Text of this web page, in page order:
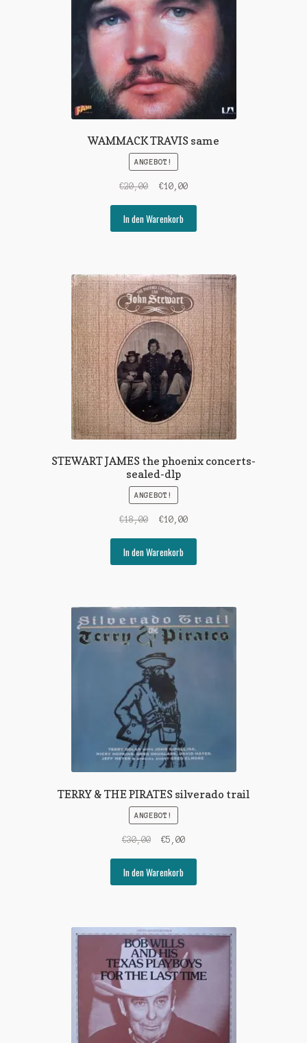
WAMMACK TRAVIS same
ANGEBOT!
€20,00
Ursprünglicher
war:
€20,00
€10,00Aktueller
€10,00.
In den Warenkorb
STEWART JAMES the phoenix concerts-
sealed-dlp
ANGEBOT!
€18,00
Ursprünglicher
war:
€18,00
€10,00Aktueller
€10,00.
In den Warenkorb
TERRY & THE PIRATES silverado trail
ANGEBOT!
€30,00
Ursprünglicher
war:
€30,00
€5,00Aktueller
€5,00.
In den Warenkorb